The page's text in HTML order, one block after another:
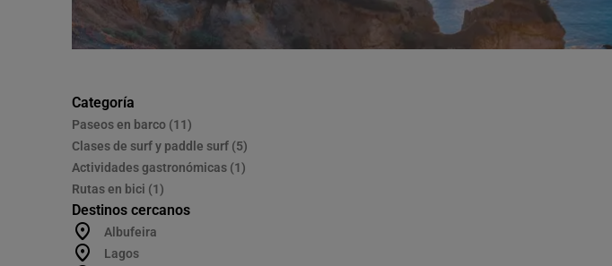
Categoría
Paseos en barco (11)
Clases de surf y paddle surf (5)
Actividades gastronómicas (1)
Rutas en bici (1)
Destinos cercanos
Albufeira
Lagos